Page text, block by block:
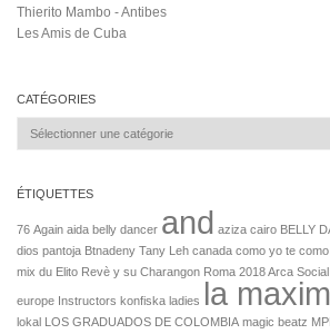
Thierito Mambo - Antibes
Les Amis de Cuba
CATÉGORIES
Catégories
ÉTIQUETTES
76 Again aida belly dancer and aziza cairo BELLY
dios pantoja Btnadeny Tany Leh canada como yo te
mix du Elito Revè y su Charangon Roma 2018 Arca
europe Instructors konfiska ladies la
lokal LOS GRADUADOS DE COLOMBIA magic beatz